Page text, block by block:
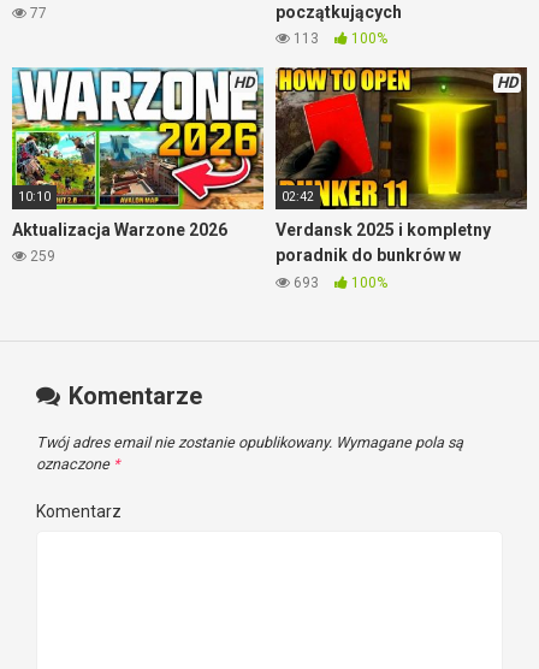
77
początkujących
113 100%
HD
10:10
Aktualizacja Warzone 2026
259
HD
02:42
Verdansk 2025 i kompletny
poradnik do bunkrów w
Warzone
693 100%
Komentarze
Twój adres email nie zostanie opublikowany. Wymagane pola są
oznaczone *
Komentarz